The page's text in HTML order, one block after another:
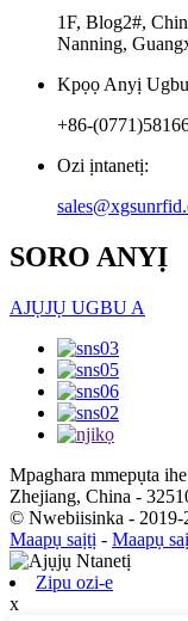
1F, Blog2#,
Nanning,
Kpọọ Anyị
+86-
Ozi ịntanetị:
SORO ANYỊ
AJỤJỤ UGBU A
Mpaghara mmepụta
Zhejiang, China -
© Nwebiisinka - 2019-
Maapụ saịtị - Maapụ
Zipu ozi-e
x